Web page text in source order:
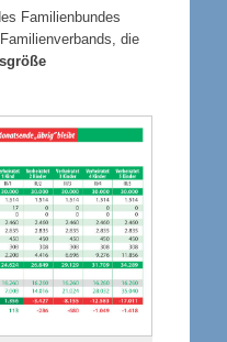
Familienbundes
die